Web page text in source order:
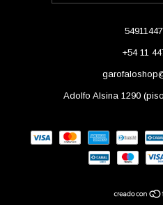
+54 11
Adolfo Alsina 1290